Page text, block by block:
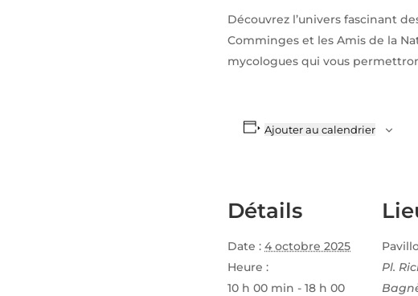
Découvrez l’univers fascinant
Comminges et les Amis de la
mycologues qui vous
Ajouter au calendrier
Détails
Date : 4 octobre 2025
Heure :
10 h 00 min - 18 h 00
Pl.